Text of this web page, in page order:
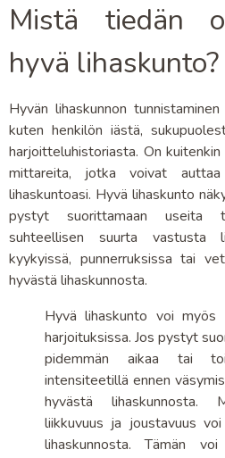
Mistä tiedän
hyvä lihaskunto?
Hyvän lihaskunnon
kuten henkilön iästä,
harjoitteluhistoriasta. On
mittareita, jotka voivat auttaa
lihaskuntoasi. Hyvä lihaskunto
pystyt suorittamaan useita
suhteellisen suurta vastusta
kyykyissä, punnerruksissa tai
hyvästä lihaskunnosta.
Hyvä lihaskunto voi myös
harjoituksissa. Jos pystyt
pidemmän aikaa tai
intensiteetillä ennen
hyvästä lihaskunnosta.
liikkuvuus ja joustavuus
lihaskunnosta. Tämän